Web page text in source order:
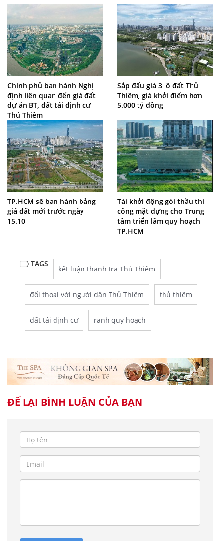
Chính phủ ban hành Nghị
định liên quan đến giá đất
dự án BT, đất tái định cư
Thủ Thiêm
Sắp đấu giá 3 lô đất Thủ
Thiêm, giá khởi điểm hơn
5.000 tỷ đồng
TP.HCM sẽ ban hành bảng
giá đất mới trước ngày
15.10
Tái khởi động gói thầu thi
công mặt dựng cho Trung
tâm triển lãm quy hoạch
TP.HCM
TAGS
kết luận thanh tra Thủ Thiêm
đối thoại với người dân Thủ Thiêm thủ thiêm
đất tái định cư ranh quy hoạch
ĐỂ LẠI BÌNH LUẬN CỦA BẠN